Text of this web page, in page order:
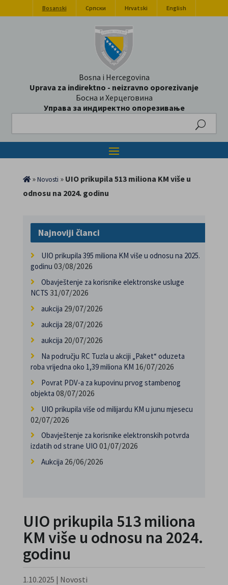
Bosanski Српски Hrvatski English
Bosna i Hercegovina
Uprava za indirektno - neizravno oporezivanje
Босна и Херцеговина
Управа за индиректно опорезивање
»Novosti » UIO prikupila 513 miliona KM više u
odnosu na 2024. godinu
Najnoviji članci
UIO prikupila 395 miliona KM više u odnosu na 2025.
godinu 03/08/2026
Obavještenje za korisnike elektronske usluge
NCTS 31/07/2026
aukcija 29/07/2026
aukcija 28/07/2026
aukcija 20/07/2026
Na području RC Tuzla u akciji „Paket“ oduzeta
roba vrijedna oko 1,39 miliona KM 16/07/2026
Povrat PDV-a za kupovinu prvog stambenog
objekta 08/07/2026
UIO prikupila više od milijardu KM u junu mjesecu
02/07/2026
Obavještenje za korisnike elektronskih potvrda
izdatih od strane UIO 01/07/2026
Aukcija 26/06/2026
UIO prikupila 513 miliona
KM više u odnosu na 2024.
godinu
1.10.2025 | Novosti